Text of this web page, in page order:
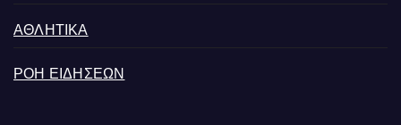
ΑΘΛΗΤΙΚΑ
ΡΟΗ ΕΙΔΗΣΕΩΝ